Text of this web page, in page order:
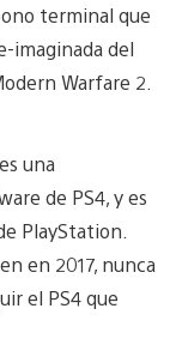
terminal que
imaginada del
Warfare 2.
una
de PS4, y es
PlayStation.
en 2017, nunca
el PS4 que